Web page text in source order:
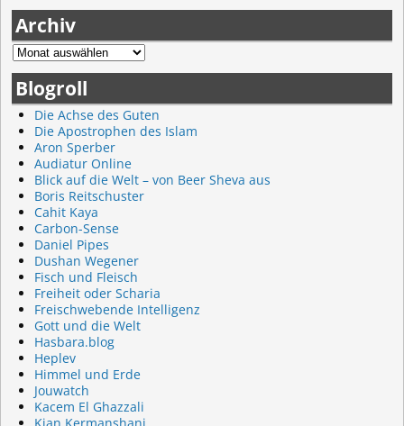
Archiv
Blogroll
Die Achse des Guten
Die Apostrophen des Islam
Aron Sperber
Audiatur Online
Blick auf die Welt – von Beer Sheva aus
Boris Reitschuster
Cahit Kaya
Carbon-Sense
Daniel Pipes
Dushan Wegener
Fisch und Fleisch
Freiheit oder Scharia
Freischwebende Intelligenz
Gott und die Welt
Hasbara.blog
Heplev
Himmel und Erde
Jouwatch
Kacem El Ghazzali